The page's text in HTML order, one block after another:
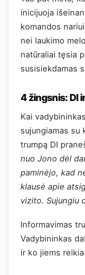
inicijuoja
komandos
nei laukimo
natūraliai tęsia
susisiekdamas
4 žingsnis: DI
Kai
sujungiamas
trumpą DI
nuo Jono dėl
paminėjo, kad
klausė apie
vizito. Sujungiu
Informavimas
Vadybininkas
ir ko jiems